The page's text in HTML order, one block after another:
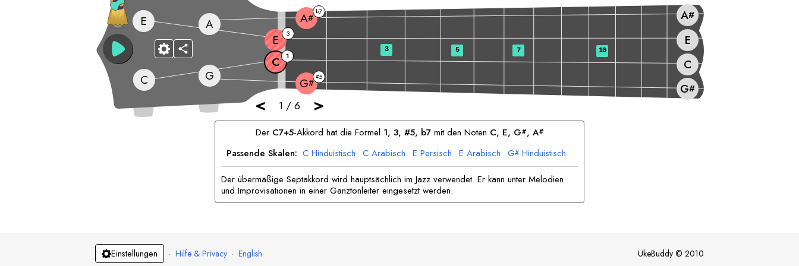
< 1 / 6 >
G G#
#5
G#
C
C 1
C
E
E
3 E
A A#
b7 A#
3 5 7 10
Der C7+5-Akkord hat die Formel 1, 3, #5, b7mit den Noten C, E, G#, A#
Passende Skalen: C Hinduistisch C Arabisch E Persisch E Arabisch G# Hinduistisch
G Arabisch A Arabisch A Zigeuner
Der übermäßige Septakkord wird hauptsächlich im Jazz verwendet. Er kann unter Melodien
und Improvisationen in einer Ganztonleiter eingesetzt werden.
Einstellungen · Hilfe & Privacy · English UkeBuddy © 2010